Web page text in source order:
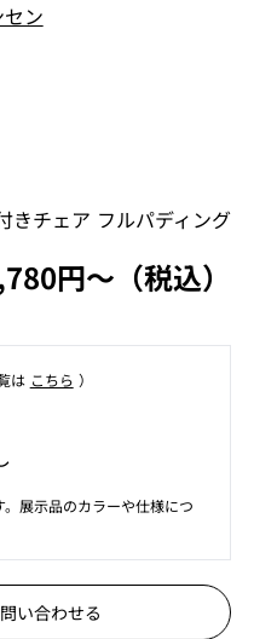
ン
きチェア フルパディング
円〜（税込）
は こちら ）
展示品のカラーや仕様につ
い合わせる